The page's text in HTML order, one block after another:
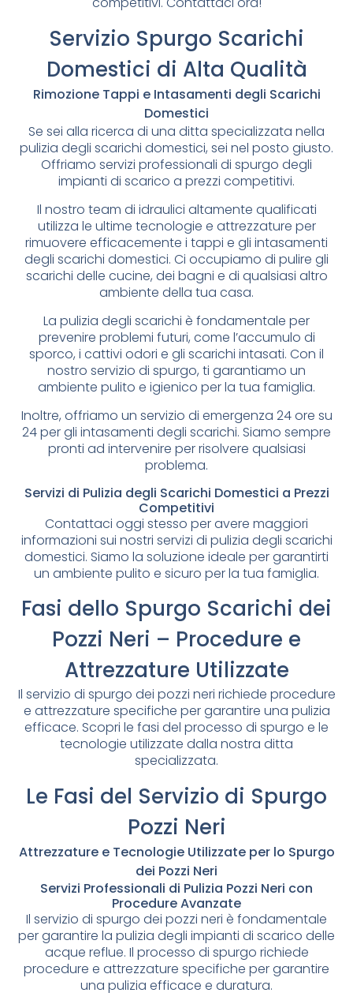
Servizio Spurgo Scarichi
Domestici di Alta Qualità
Rimozione Tappi e Intasamenti degli Scarichi
Domestici
Se sei alla ricerca di una ditta specializzata nella
pulizia degli scarichi domestici, sei nel posto giusto.
Offriamo servizi professionali di spurgo degli
impianti di scarico a prezzi competitivi.
Il nostro team di idraulici altamente qualificati
utilizza le ultime tecnologie e attrezzature per
rimuovere efficacemente i tappi e gli intasamenti
degli scarichi domestici. Ci occupiamo di pulire gli
scarichi delle cucine, dei bagni e di qualsiasi altro
ambiente della tua casa.
La pulizia degli scarichi è fondamentale per
prevenire problemi futuri, come l’accumulo di
sporco, i cattivi odori e gli scarichi intasati. Con il
nostro servizio di spurgo, ti garantiamo un
ambiente pulito e igienico per la tua famiglia.
Inoltre, offriamo un servizio di emergenza 24 ore su
24 per gli intasamenti degli scarichi. Siamo sempre
pronti ad intervenire per risolvere qualsiasi
problema.
Servizi di Pulizia degli Scarichi Domestici a Prezzi
Competitivi
Contattaci oggi stesso per avere maggiori
informazioni sui nostri servizi di pulizia degli scarichi
domestici. Siamo la soluzione ideale per garantirti
un ambiente pulito e sicuro per la tua famiglia.
Fasi dello Spurgo Scarichi dei
Pozzi Neri – Procedure e
Attrezzature Utilizzate
Il servizio di spurgo dei pozzi neri richiede procedure
e attrezzature specifiche per garantire una pulizia
efficace. Scopri le fasi del processo di spurgo e le
tecnologie utilizzate dalla nostra ditta
specializzata.
Le Fasi del Servizio di Spurgo
Pozzi Neri
Attrezzature e Tecnologie Utilizzate per lo Spurgo
dei Pozzi Neri
Servizi Professionali di Pulizia Pozzi Neri con
Procedure Avanzate
Il servizio di spurgo dei pozzi neri è fondamentale
per garantire la pulizia degli impianti di scarico delle
acque reflue. Il processo di spurgo richiede
procedure e attrezzature specifiche per garantire
una pulizia efficace e duratura.